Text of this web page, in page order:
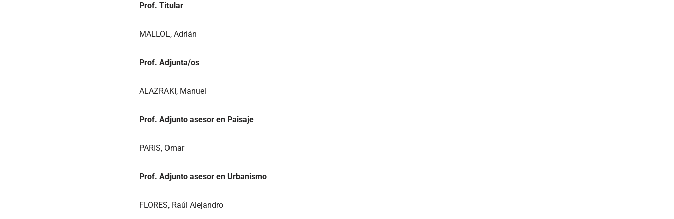
Prof. Titular
MALLOL, Adrián
Prof. Adjunta/os
ALAZRAKI, Manuel
Prof. Adjunto asesor en Paisaje
PARIS, Omar
Prof. Adjunto asesor en Urbanismo
FLORES, Raúl Alejandro